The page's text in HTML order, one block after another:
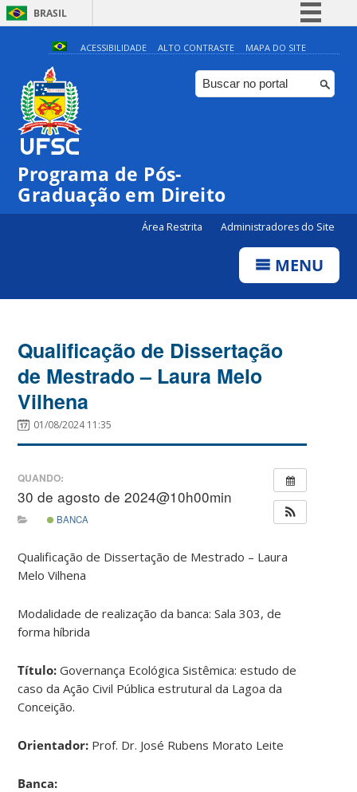
BRASIL
Simplifique!
Comunica BR
Participe
ACESSIBILIDADE ALTO CONTRASTE MAPA DO SITE
Programa de Pós-
Graduação em Direito
Área Restrita Administradores do Site
MENU
Qualificação de Dissertação
de Mestrado – Laura Melo
Vilhena
01/08/2024 11:35
QUANDO:
30 de agosto de 2024@10h00min
BANCA
Qualificação de Dissertação de Mestrado – Laura
Melo Vilhena
Modalidade de realização da banca: Sala 303, de
forma híbrida
Título:Governança Ecológica Sistêmica: estudo de
caso da Ação Civil Pública estrutural da Lagoa da
Conceição.
Orientador: Prof. Dr. José Rubens Morato Leite
Banca: